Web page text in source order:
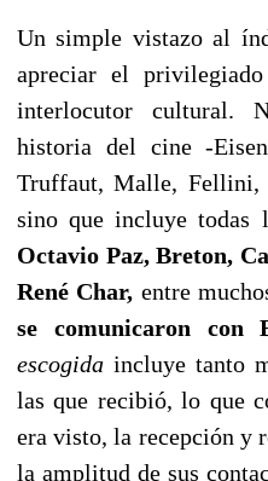
Un simple vistazo al
apreciar el
interlocutor cultural.
historia del cine -
Truffaut, Malle, Fellini,
sino que incluye todas
Octavio Paz, Breton,
René Char, entre
se comunicaron con
escogida incluye tanto
las que recibió, lo que
era visto, la recepción y
la amplitud de sus